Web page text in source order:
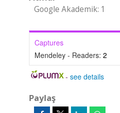
Google Akademik: 1
Captures
Mendeley - Readers: 2
-see details
Paylaş